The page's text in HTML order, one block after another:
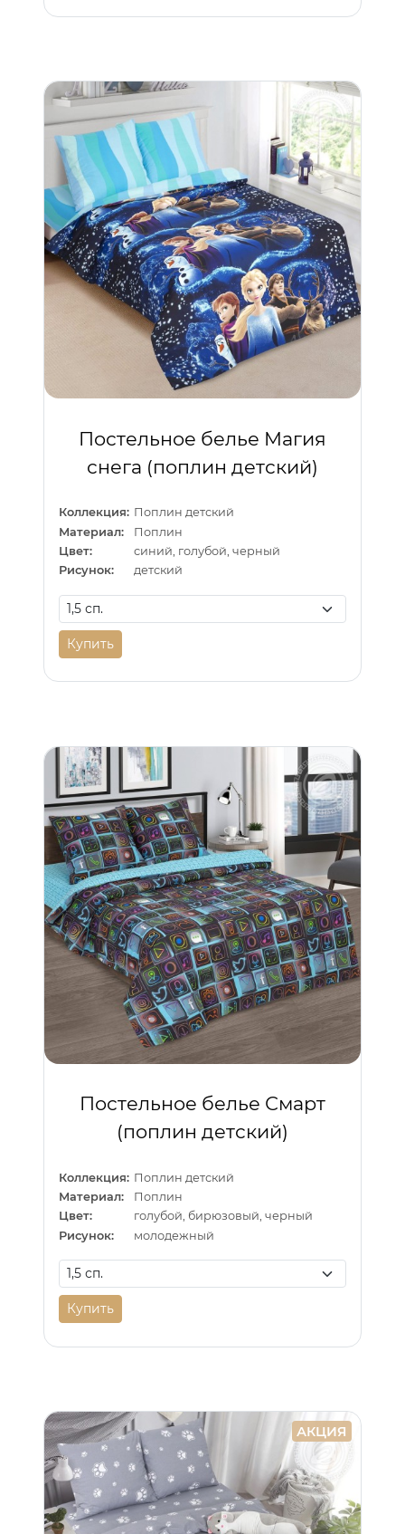
Постельное белье Магия
снега (поплин детский)
Коллекция: Поплин детский
Материал:
Поплин
Цвет:
синий, голубой, черный
Рисунок:
детский
Купить
Постельное белье Смарт
(поплин детский)
Коллекция: Поплин детский
Материал:
Поплин
Цвет:
голубой, бирюзовый, черный
Рисунок:
молодежный
Купить
АКЦИЯ